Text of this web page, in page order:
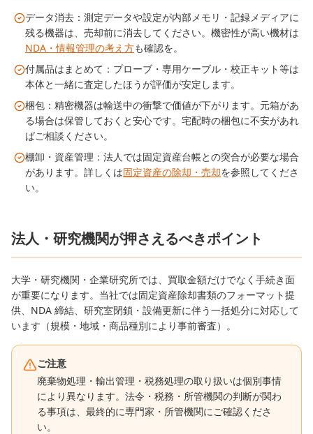
データ消去：測定データや設定が内部メモリ・記録メディアに
残る機器は、売却前に消去してください。機密性が高い機材は
NDA・情報管理の考え方も確認を。
付属品はまとめて：プローブ・専用ケーブル・校正キット等は
本体と一緒に査定したほうが評価が安定します。
梱包：精密機器は輸送中の衝撃で価値が下がります。元箱があ
る場合は保管しておくと安心です。宅配時の梱包に不安があれ
ばご相談ください。
棚卸・資産管理：法人では固定資産台帳との突合が必要な場合
があります。詳しくは固定資産の除却・売却を参照してくださ
い。
法人・研究機関が押さえるべきポイント
大学・研究機関・企業研究所では、買取金額だけでなく手続き面
が重要になります。当社では固定資産除却書類のフォーマット提
供、NDA 締結、研究室閉鎖・設備更新に伴う一括処分に対応して
います（規模・地域・商品種別により事前審査）。
ご注意
廃棄物処理・輸出管理・税務処理の取り扱いは個別事情
により異なります。法令・税務・所管機関の判断が関わ
る事項は、最終的に専門家・所管機関にご確認くださ
い。